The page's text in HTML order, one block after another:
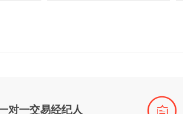
对一交易经纪人